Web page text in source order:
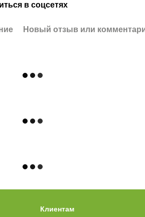
в соцсетях
Новый отзыв или
Клиентам